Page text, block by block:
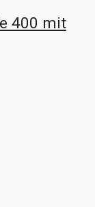
400 mit